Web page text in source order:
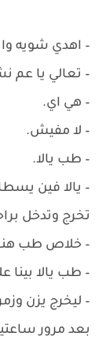
– ‏اهدي شويه
– ‏تعالي يا عم
– ‏هي اي.
– ‏لا مفيش.
– ‏طب يالا.
– ‏يالا فين
تخرج وتدخل
– ‏خلاص طب
– ‏طب يالا بينا
– ‏ليخرج يزن
بعد مرور